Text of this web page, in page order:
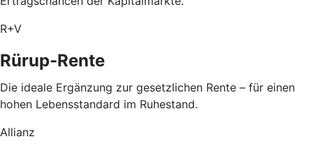
R+V
Rürup-Rente
Die ideale Ergänzung zur gesetzlichen Rente – für einen
hohen Lebensstandard im Ruhestand.
Allianz